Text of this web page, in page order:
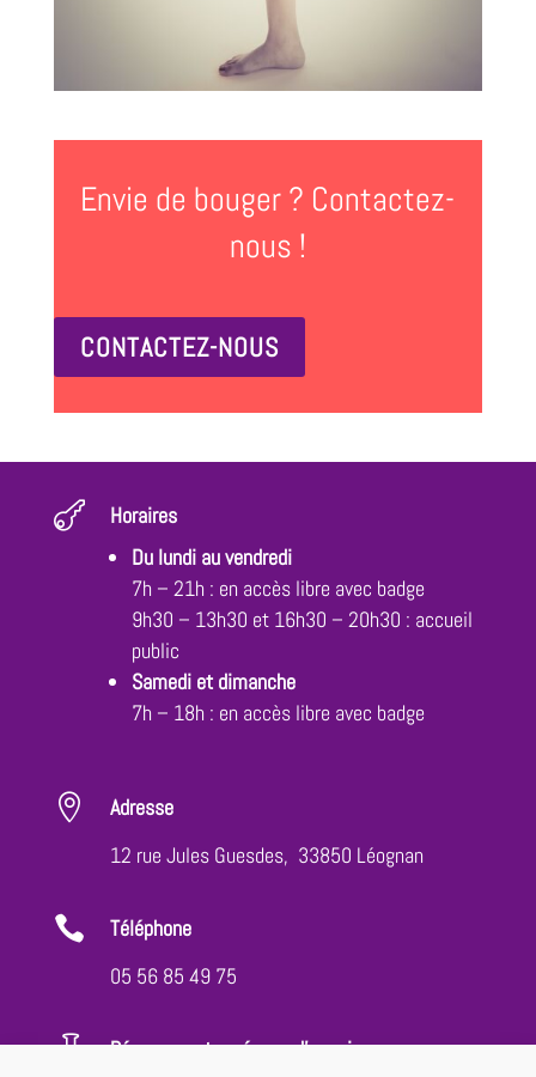
Envie de bouger ? Contactez-
nous !
CONTACTEZ-NOUS

Horaires
Du lundi au vendredi
7h – 21h : en accès libre avec badge
9h30 – 13h30 et 16h30 – 20h30 : accueil
public
Samedi et dimanche
7h – 18h : en accès libre avec badge

Adresse
12 rue Jules Guesdes, 33850 Léognan

Téléphone
05 56 85 49 75
 Réservez votre séance d'essai